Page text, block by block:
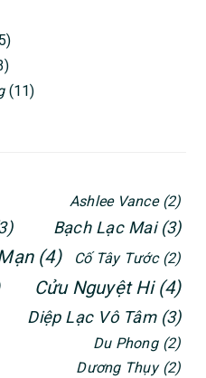
(11)
Ashlee Vance (2)
Bạch Lạc Mai (3)
(4) Cố Tây Tước (2)
Cửu Nguyệt Hi (4)
Diệp Lạc Vô Tâm (3)
Du Phong (2)
Dương Thụy (2)